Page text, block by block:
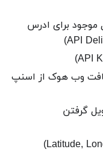
موجود برای ادرس
وب هوک از اسنپ
گرفتن